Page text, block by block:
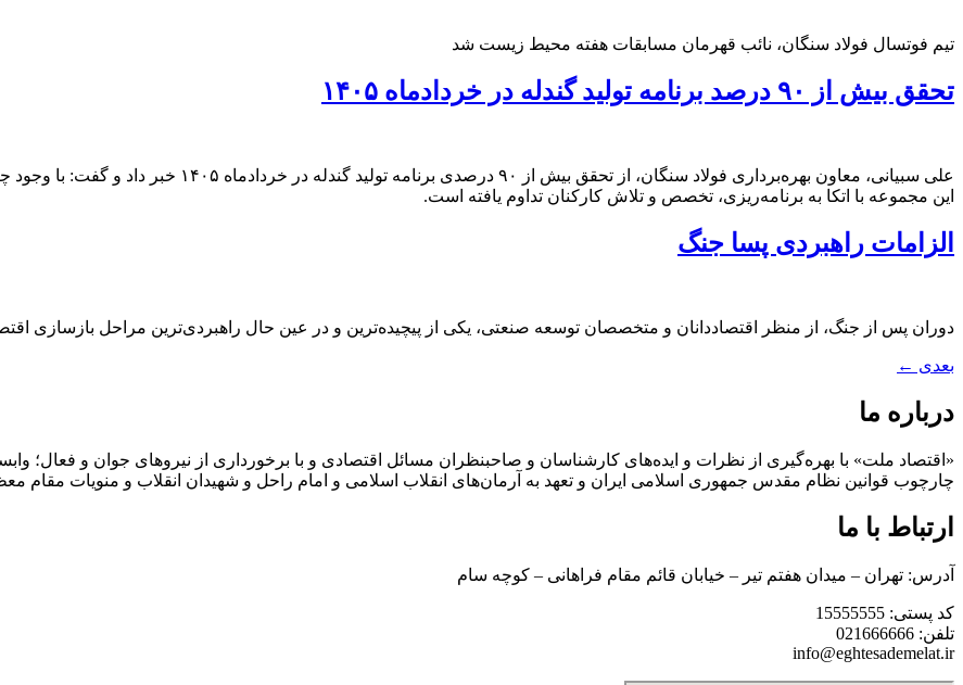
تیم فوتسال فولاد سنگان، نائب قهرمان مسابقات هفته محیط زیست شد
تحقق بیش از ۹۰ درصد برنامه تولید گندله در خردادماه ۱۴۰۵
علی سبیانی، معاون بهره‌برداری فولاد سنگان، از
این مجموعه با اتکا به برنامه‌ریزی، تخصص و تلاش کارکنان تداوم یافته است.
الزامات راهبردی پسا جنگ
دوران پس از جنگ، از منظر اقتصاددانان و متخصصان توسعه صنعتی، یکی از پیچیده‌ترین و در عین حال راهبردی‌ترین مراحل بازسازی
بعدی ←
درباره ما
«اقتصاد ملت» با بهره‌گیری از نظرات و ایده‌های کارشناسان و صاحبنظران مسائل اقتصادی و با برخورداری از نیروهای جوان و فعال؛
چارچوب قوانین نظام مقدس جمهوری اسلامی ایران و تعهد به آرمان‌های انقلاب اسلامی و امام راحل و شهیدان انقلاب و منویات
ارتباط با ما
آدرس: تهران – میدان هفتم تیر – خیابان قائم مقام فراهانی – کوچه سام
کد پستی: 15555555
تلفن: 021666666
info@eghtesademelat.ir